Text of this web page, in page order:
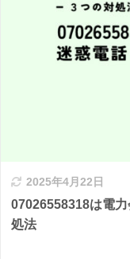
2025年4月22日
07026558318は電
処法